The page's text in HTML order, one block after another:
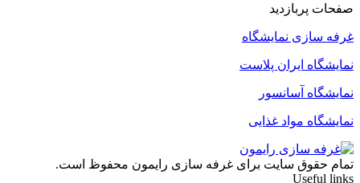
صفحات پربازدید
غرفه سازی نمایشگاه
نمایشگاه ایران پلاست
نمایشگاه آسانسور
نمایشگاه مواد غذایی
تمام حقوق سایت برای غرفه سازی رایمون محفوظ است.
Useful links